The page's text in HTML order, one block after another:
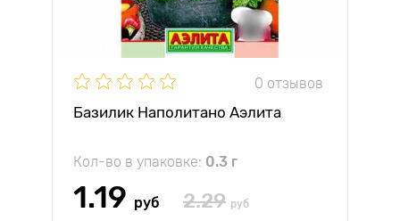
0 отзывов
Базилик Наполитано Аэлита
Кол-во в упаковке: 0.3 г
1.19 руб 2.29 руб